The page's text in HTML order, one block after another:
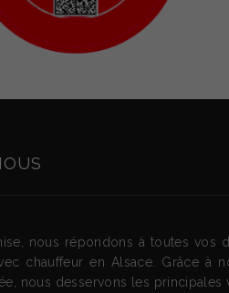
nous répondons à toutes vos
chauffeur en Alsace. Grâce à
nous desservons les principales